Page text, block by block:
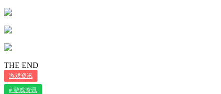
THE END
游戏资讯
# 游戏资讯